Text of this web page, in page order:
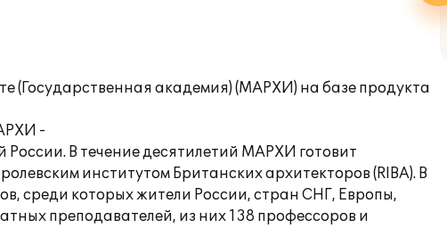
(Государственная академия) (МАРХИ) на базе продукта
-
В течение десятилетий МАРХИ готовит
институтом Британских архитекторов (RIBA). В
среди которых жители России, стран СНГ, Европы,
преподавателей, из них 138 профессоров и